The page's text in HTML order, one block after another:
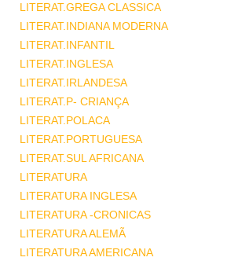
LITERAT.GREGA CLASSICA
LITERAT.INDIANA MODERNA
LITERAT.INFANTIL
LITERAT.INGLESA
LITERAT.IRLANDESA
LITERAT.P- CRIANÇA
LITERAT.POLACA
LITERAT.PORTUGUESA
LITERAT.SUL AFRICANA
LITERATURA
LITERATURA INGLESA
LITERATURA -CRONICAS
LITERATURA ALEMÃ
LITERATURA AMERICANA